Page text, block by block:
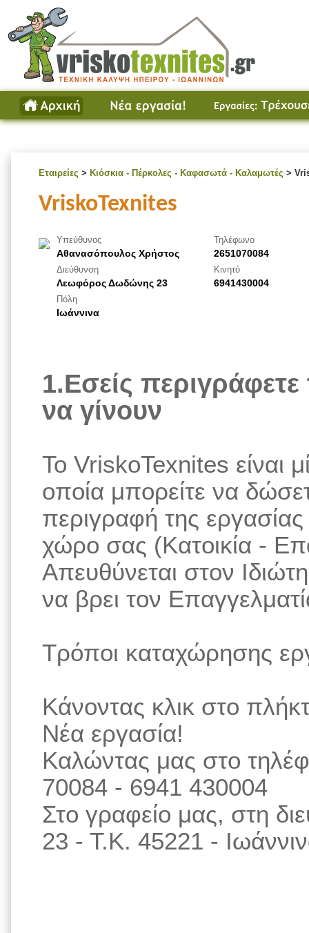
Εταιρείες > Κιόσκια - Πέρκολες - Καφασωτά - Καλαμωτές >
VriskoTexnites
Υπεύθυνος
Αθανασόπουλος Χρήστος
Διεύθυνση
Λεωφόρος Δωδώνης 23
Πόλη
Ιωάννινα
Τηλέφωνο
2651070084
Κινητό
6941430004
1.Εσείς
να γίνουν
Το VriskoTexnites είναι
οποία μπορείτε να
περιγραφή της
χώρο σας (Κατοικία -
Απευθύνεται στον
να βρει τον
Τρόποι καταχώρησης
Κάνοντας κλικ στο
Νέα εργασία!
Καλώντας μας στο
70084 - 6941 430004
Στο γραφείο μας, στη
23 - Τ.Κ. 45221 -